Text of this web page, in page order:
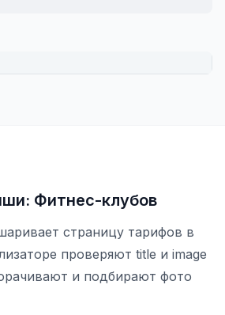
Фитнес-клубов
страницу тарифов в
проверяют title и image
и подбирают фото